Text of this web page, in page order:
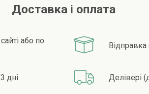
Доставка і оплата
або по
дні. Делівері